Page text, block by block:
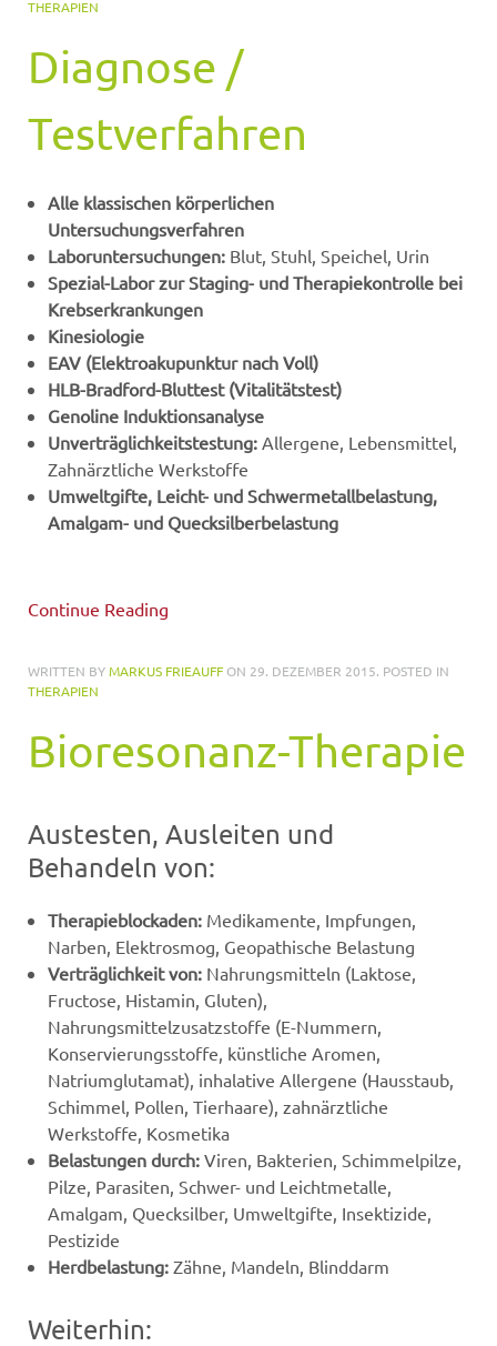
THERAPIEN
Diagnose /
Testverfahren
Alle klassischen körperlichen
Untersuchungsverfahren
Laboruntersuchungen: Blut, Stuhl, Speichel, Urin
Spezial-Labor zur Staging- und Therapiekontrolle bei
Krebserkrankungen
Kinesiologie
EAV (Elektroakupunktur nach Voll)
HLB-Bradford-Bluttest (Vitalitätstest)
Genoline Induktionsanalyse
Unverträglichkeitstestung: Allergene, Lebensmittel,
Zahnärztliche Werkstoffe
Umweltgifte, Leicht- und Schwermetallbelastung,
Amalgam- und Quecksilberbelastung
Continue Reading
WRITTEN BYMARKUS FRIEAUFF ON 29. DEZEMBER 2015. POSTED IN
THERAPIEN
Bioresonanz-Therapie
Austesten, Ausleiten und
Behandeln von:
Therapieblockaden: Medikamente, Impfungen,
Narben, Elektrosmog, Geopathische Belastung
Verträglichkeit von: Nahrungsmitteln (Laktose,
Fructose, Histamin, Gluten),
Nahrungsmittelzusatzstoffe (E-Nummern,
Konservierungsstoffe, künstliche Aromen,
Natriumglutamat), inhalative Allergene (Hausstaub,
Schimmel, Pollen, Tierhaare), zahnärztliche
Werkstoffe, Kosmetika
Belastungen durch: Viren, Bakterien, Schimmelpilze,
Pilze, Parasiten, Schwer- und Leichtmetalle,
Amalgam, Quecksilber, Umweltgifte, Insektizide,
Pestizide
Herdbelastung: Zähne, Mandeln, Blinddarm
Weiterhin: